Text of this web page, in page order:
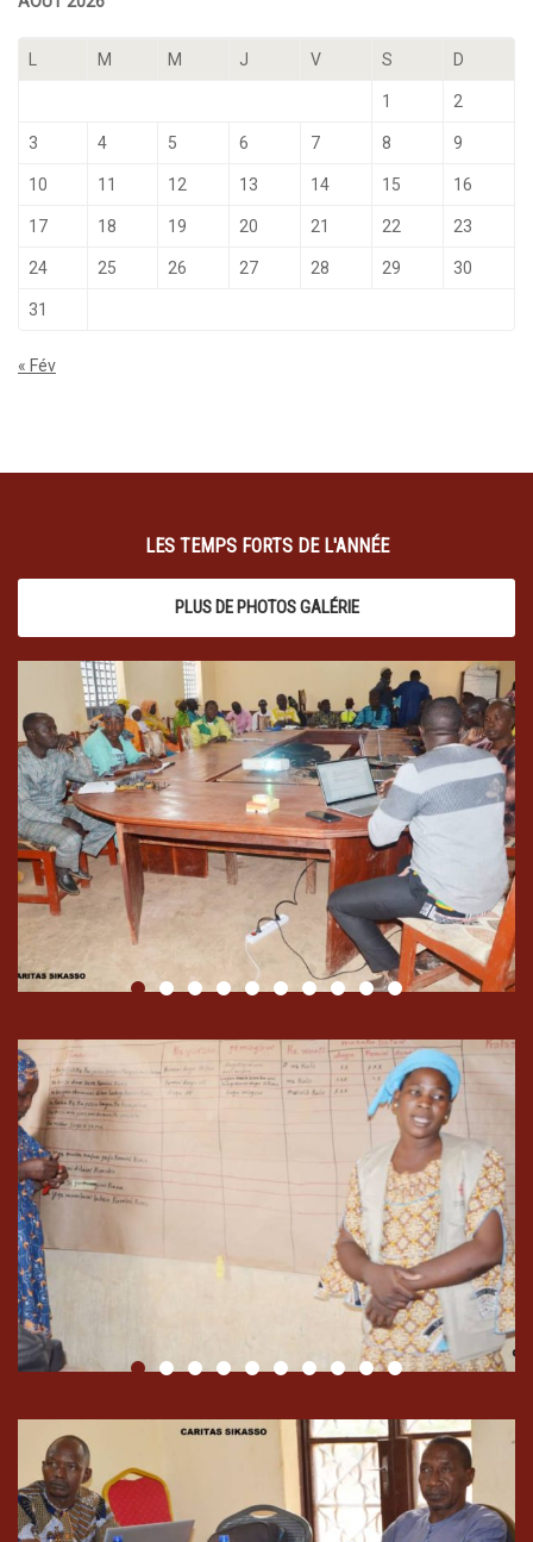
M M J V S D
1 2
3 4 5 6 7 8 9
10 11 12 13 14 15 16
17 18 19 20 21 22 23
24 25 26 27 28 29 30
31
« Fév
LES TEMPS FORTS DE L'ANNÉE
PLUS DE PHOTOS GALÉRIE